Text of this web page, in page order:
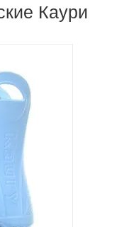
Каури